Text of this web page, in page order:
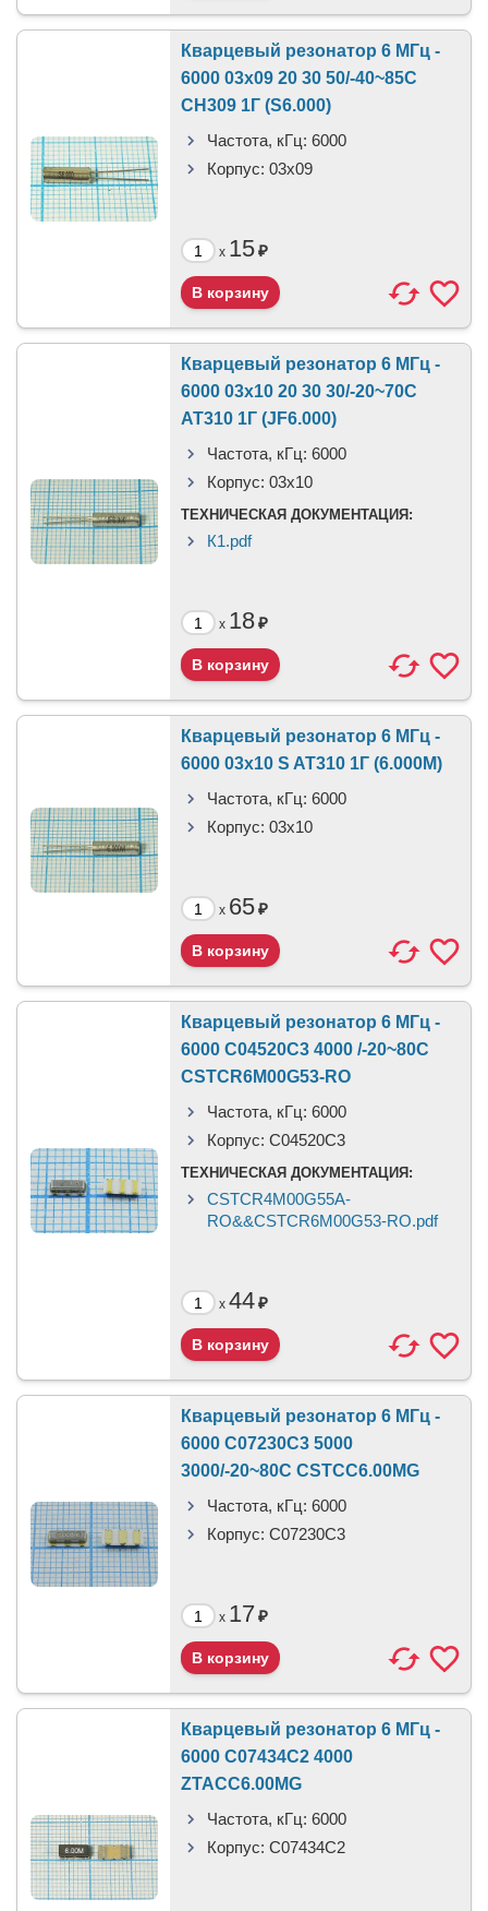
Кварцевый резонатор 6 МГц -
6000 03x09 20 30 50/-40~85C
CH309 1Г (S6.000)
Частота, кГц: 6000
Корпус: 03x09
x 15₽
Кварцевый резонатор 6 МГц -
6000 03x10 20 30 30/-20~70C
AT310 1Г (JF6.000)
Частота, кГц: 6000
Корпус: 03x10
ТЕХНИЧЕСКАЯ ДОКУМЕНТАЦИЯ:
К1.pdf
x 18₽
Кварцевый резонатор 6 МГц -
6000 03x10 S AT310 1Г (6.000M)
Частота, кГц: 6000
Корпус: 03x10
x 65₽
Кварцевый резонатор 6 МГц -
6000 C04520C3 4000 /-20~80C
CSTCR6M00G53-RO
Частота, кГц: 6000
Корпус: C04520C3
ТЕХНИЧЕСКАЯ ДОКУМЕНТАЦИЯ:
CSTCR4M00G55A-
RO&&CSTCR6M00G53-RO.pdf
x 44₽
Кварцевый резонатор 6 МГц -
6000 C07230C3 5000
3000/-20~80C CSTCC6.00MG
Частота, кГц: 6000
Корпус: C07230C3
x 17₽
Кварцевый резонатор 6 МГц -
6000 C07434C2 4000
ZTACC6.00MG
Частота, кГц: 6000
Корпус: C07434C2